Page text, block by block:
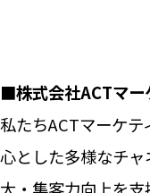
■株式会社ACTマー
私たちACTマーケ
心とした多様なチ
大・集客力向上を支